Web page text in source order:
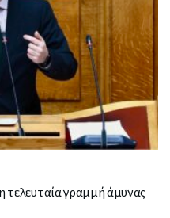
τελευταία γραμμή άμυνας